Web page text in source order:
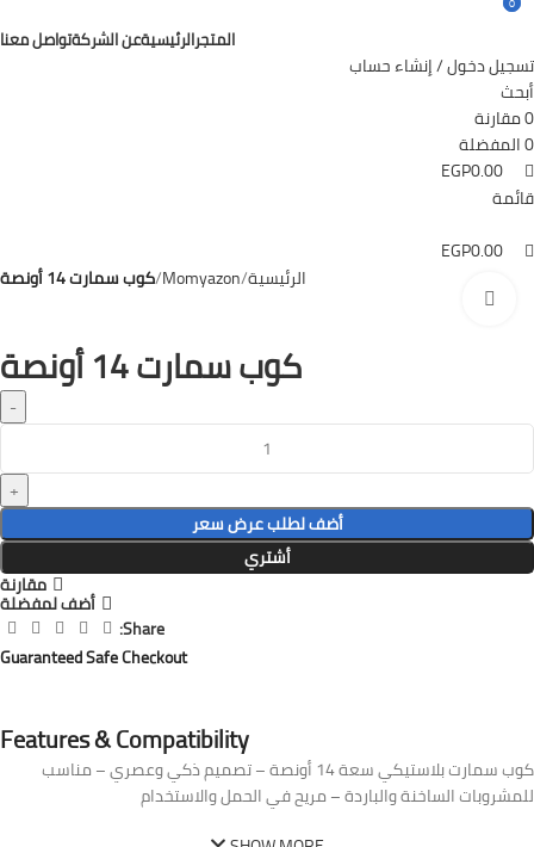
المتجرالرئيسيةعن الشركةتواصل معنا
تسجيل دخول / إنشاء حساب
أبحث
0مقارنة
0المفضلة
EGP0.00
قائمة
EGP0.00
الرئيسية Momyazon كوب سمارت 14 أونصة
كوب سمارت 14 أونصة
أضف لطلب عرض سعر
أشتري
مقارنة
أضف لمفضلة
Share:
Guaranteed Safe Checkout
Features & Compatibility
كوب سمارت بلاستيكي سعة 14 أونصة – تصميم ذكي وعصري – مناسب
للمشروبات الساخنة والباردة – مريح في الحمل والاستخدام